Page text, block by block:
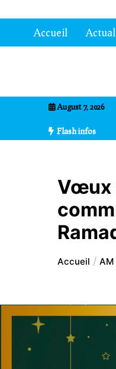
au
contenuAccueil
August 7, 2026
Flash infos
climatique Un
Vœux
Accueil AM